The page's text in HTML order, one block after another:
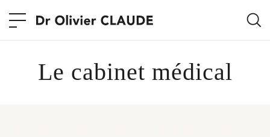
Le cabinet médical